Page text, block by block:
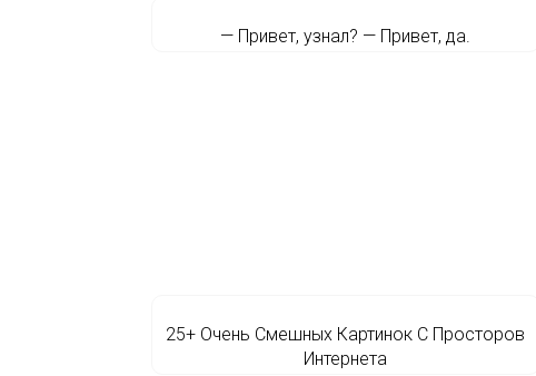
— Привет, узнал? — Привет, да.
25+ Очень Смешных Картинок С Просторов
Интернета